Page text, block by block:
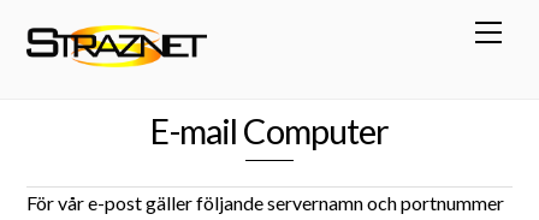
E-mail Computer
För vår e-post gäller följande servernamn och portnummer